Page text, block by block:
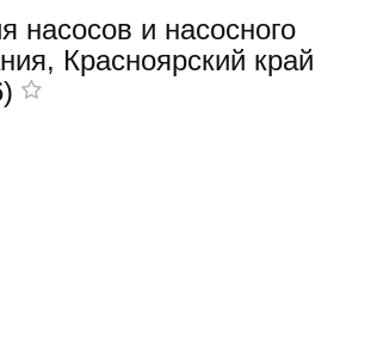
насосов и насосного
Красноярский край